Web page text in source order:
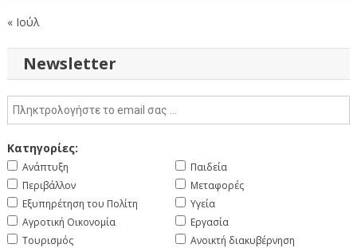
« Ιούλ
Newsletter
Κατηγορίες:
Ανάπτυξη
Περιβάλλον
Εξυπηρέτηση του Πολίτη
Αγροτική Οικονομία
Τουρισμός
Παιδεία
Μεταφορές
Υγεία
Εργασία
Ανοικτή διακυβέρνηση